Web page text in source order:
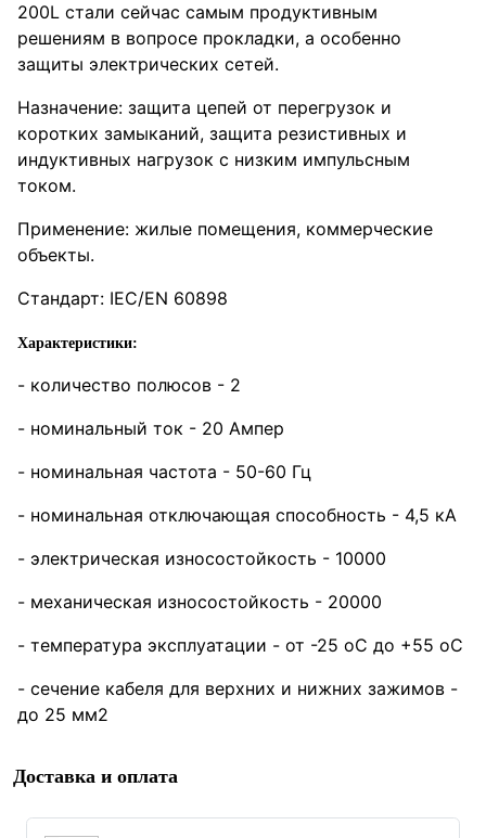
200L стали сейчас самым продуктивным
решениям в вопросе прокладки, а особенно
защиты электрических сетей.
Назначение: защита цепей от перегрузок и
коротких замыканий, защита резистивных и
индуктивных нагрузок с низким импульсным
током.
Применение: жилые помещения, коммерческие
объекты.
Стандарт: IEC/EN 60898
Характеристики:
- количество полюсов - 2
- номинальный ток - 20 Ампер
- номинальная частота - 50-60 Гц
- номинальная отключающая способность - 4,5 кА
- электрическая износостойкость - 10000
- механическая износостойкость - 20000
- температура эксплуатации - от -25 оС до +55 оС
- сечение кабеля для верхних и нижних зажимов -
до 25 мм2
Доставка и оплата